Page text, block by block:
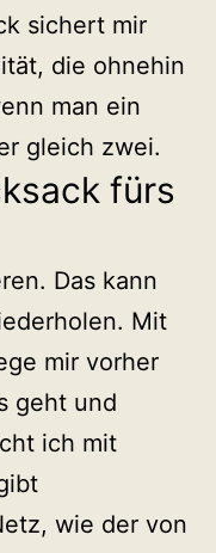
sichert mir
die ohnehin
man ein
gleich zwei.
fürs
Das kann
Mit
mir vorher
geht und
ich mit
wie der von